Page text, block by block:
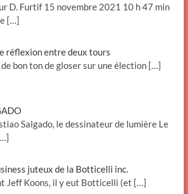
D. Furtif 15 novembre 2021 10 h 47 min
[…]
réflexion entre deux tours
bon ton de gloser sur une élection […]
Salgado, le dessinateur de lumière Le
juteux de la Botticelli inc.
Jeff Koons, il y eut Botticelli (et […]